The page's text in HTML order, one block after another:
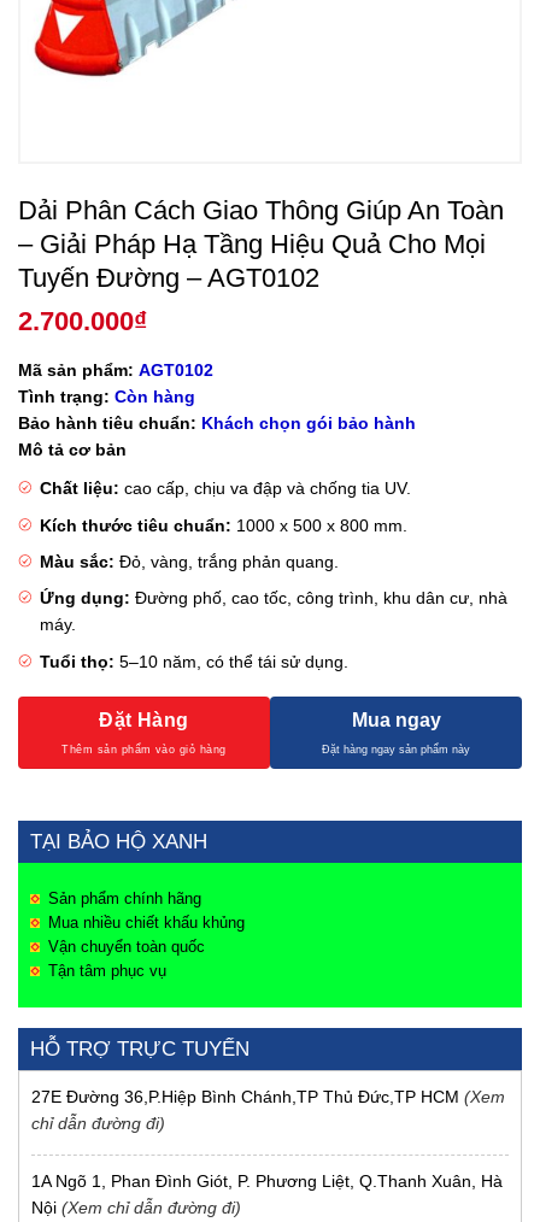
Dải Phân Cách Giao Thông Giúp An Toàn
– Giải Pháp Hạ Tầng Hiệu Quả Cho Mọi
Tuyến Đường – AGT0102
2.700.000₫
Mã sản phẩm: AGT0102
Tình trạng: Còn hàng
Bảo hành tiêu chuẩn: Khách chọn gói bảo hành
Mô tả cơ bản
Chất liệu: cao cấp, chịu va đập và chống tia UV.
Kích thước tiêu chuẩn: 1000 x 500 x 800 mm.
Màu sắc: Đỏ, vàng, trắng phản quang.
Ứng dụng: Đường phố, cao tốc, công trình, khu dân cư, nhà
máy.
Tuổi thọ: 5–10 năm, có thể tái sử dụng.
Đặt Hàng Mua ngay
TẠI BẢO HỘ XANH
Sản phẩm chính hãng
Mua nhiều chiết khấu khủng
Vận chuyển toàn quốc
Tận tâm phục vụ
HỖ TRỢ TRỰC TUYẾN
27E Đường 36,P.Hiệp Bình Chánh,TP Thủ Đức,TP HCM (Xem
chỉ dẫn đường đi)
1A Ngõ 1, Phan Đình Giót, P. Phương Liệt, Q.Thanh Xuân, Hà
Nội (Xem chỉ dẫn đường đi)